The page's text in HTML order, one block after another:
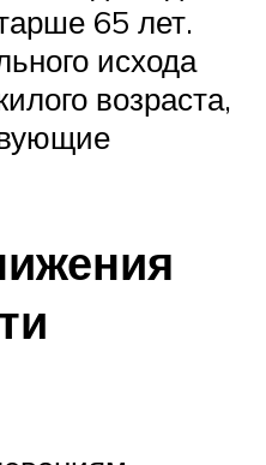
65 лет.
исхода
возраста,